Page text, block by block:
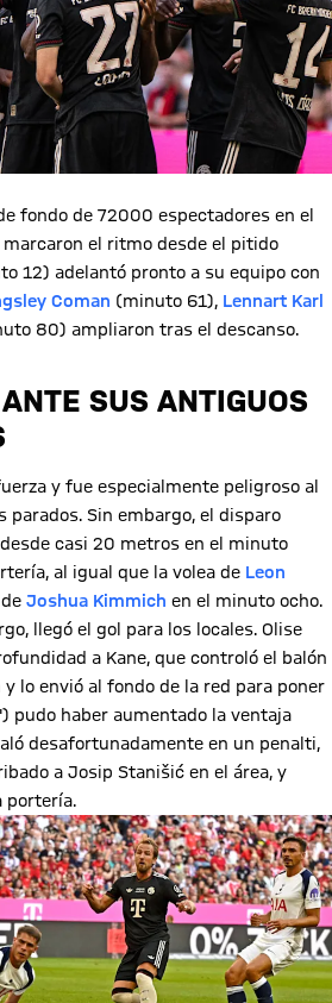
fondo de 72000 espectadores en el
marcaron el ritmo desde el pitido
12) adelantó pronto a su equipo con
Coman (minuto 61), Lennart Karl
80) ampliaron tras el descanso.
SUS ANTIGUOS
y fue especialmente peligroso al
parados. Sin embargo, el disparo
desde casi 20 metros en el minuto
al igual que la volea de Leon
Joshua Kimmich en el minuto ocho.
llegó el gol para los locales. Olise
a Kane, que controló el balón
lo envió al fondo de la red para poner
pudo haber aumentado la ventaja
desafortunadamente en un penalti,
a Josip Stanišić en el área, y
portería.